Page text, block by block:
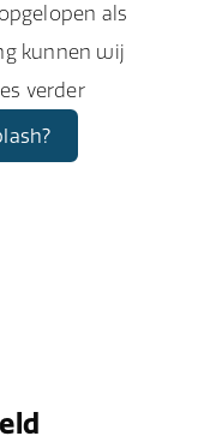
als
kunnen wij
verder